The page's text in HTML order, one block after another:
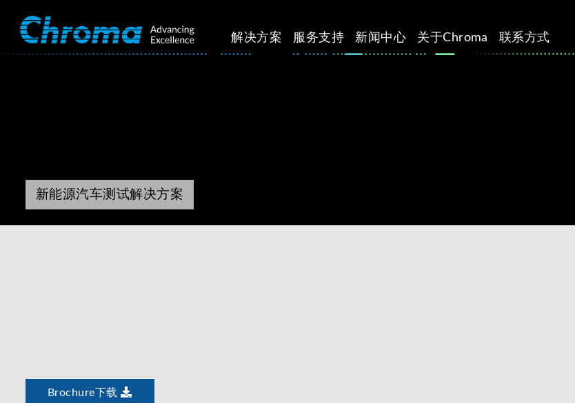
解决方案 服务支持 新闻中心 关于Chroma 联系方式
新能源汽车测试解决方案
Brochure下载